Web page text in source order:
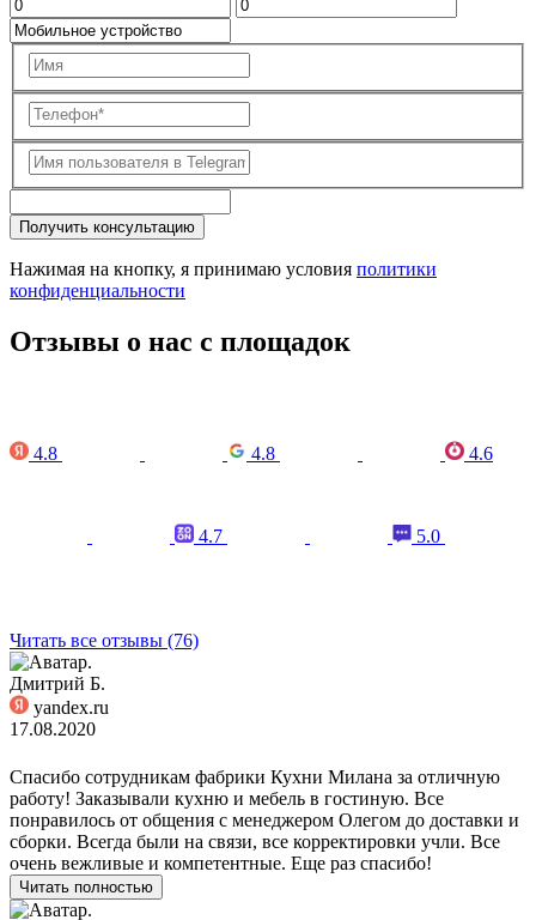
Получить консультацию
Нажимая на кнопку, я принимаю условия политики
конфиденциальности
Отзывы о нас с площадок
4.8 4.8 4.6
4.7 5.0
Читать все отзывы (76)
Дмитрий Б.
yandex.ru
17.08.2020
Спасибо сотрудникам фабрики Кухни Милана за отличную
работу! Заказывали кухню и мебель в гостиную. Все
понравилось от общения с менеджером Олегом до доставки и
сборки. Всегда были на связи, все корректировки учли. Все
очень вежливые и компетентные. Еще раз спасибо!
Читать полностью